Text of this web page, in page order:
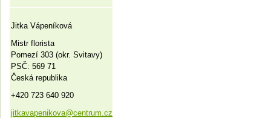
Jitka Vápeníková
Mistr florista
Pomezí 303 (okr. Svitavy)
PSČ: 569 71
Česká republika
+420 723 640 920
jitkavapenikova@centrum.cz